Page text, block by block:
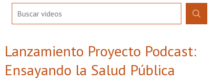
ADMISIÓN
INVESTIGACIÓN
Lanzamiento Proyecto Podcast:
Ensayando la Salud Pública